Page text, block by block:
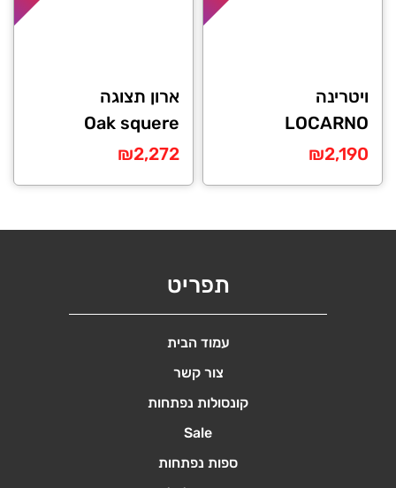
ויטרינה
LOCARNO
₪2,190
ארון תצוגה
Oak squere
₪2,272
תפריט
עמוד הבית
צור קשר
קונסולות נפתחות
Sale
ספות נפתחות